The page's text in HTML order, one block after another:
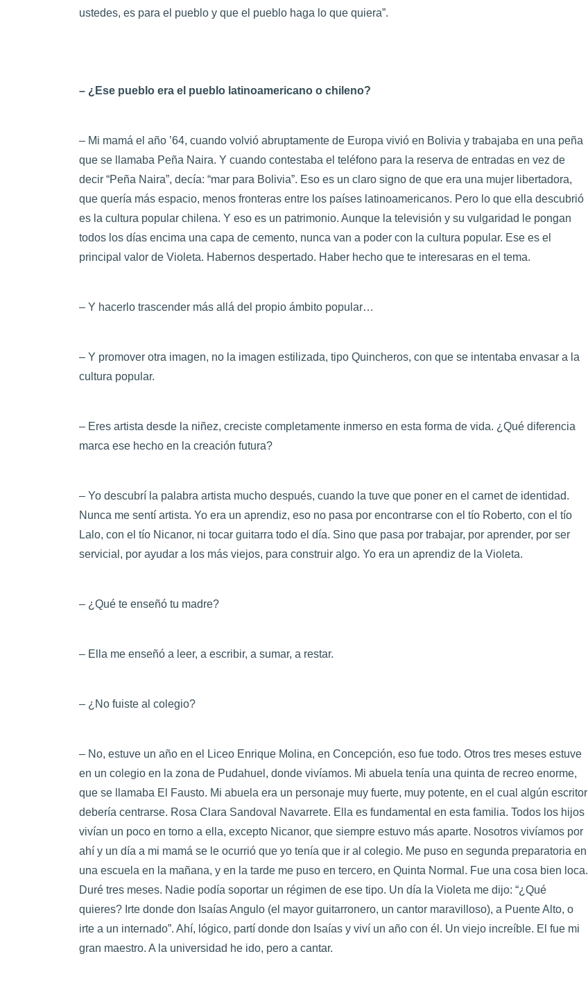
ustedes, es para el pueblo y que el pueblo haga lo que quiera”.
– ¿Ese pueblo era el pueblo latinoamericano o chileno?
– Mi mamá el año ’64, cuando volvió abruptamente de Europa vivió en Bolivia y trabajaba en una peña
que se llamaba Peña Naira. Y cuando contestaba el teléfono para la reserva de entradas en vez de
decir “Peña Naira”, decía: “mar para Bolivia”. Eso es un claro signo de que era una mujer libertadora,
que quería más espacio, menos fronteras entre los países latinoamericanos. Pero lo que ella descubrió
es la cultura popular chilena. Y eso es un patrimonio. Aunque la televisión y su vulgaridad le pongan
todos los días encima una capa de cemento, nunca van a poder con la cultura popular. Ese es el
principal valor de Violeta. Habernos despertado. Haber hecho que te interesaras en el tema.
– Y hacerlo trascender más allá del propio ámbito popular…
– Y promover otra imagen, no la imagen estilizada, tipo Quincheros, con que se intentaba envasar a la
cultura popular.
– Eres artista desde la niñez, creciste completamente inmerso en esta forma de vida. ¿Qué diferencia
marca ese hecho en la creación futura?
– Yo descubrí la palabra artista mucho después, cuando la tuve que poner en el carnet de identidad.
Nunca me sentí artista. Yo era un aprendiz, eso no pasa por encontrarse con el tío Roberto, con el tío
Lalo, con el tío Nicanor, ni tocar guitarra todo el día. Sino que pasa por trabajar, por aprender, por ser
servicial, por ayudar a los más viejos, para construir algo. Yo era un aprendiz de la Violeta.
– ¿Qué te enseñó tu madre?
– Ella me enseñó a leer, a escribir, a sumar, a restar.
– ¿No fuiste al colegio?
– No, estuve un año en el Liceo Enrique Molina, en Concepción, eso fue todo. Otros tres meses estuve
en un colegio en la zona de Pudahuel, donde vivíamos. Mi abuela tenía una quinta de recreo enorme,
que se llamaba El Fausto. Mi abuela era un personaje muy fuerte, muy potente, en el cual algún escritor
debería centrarse. Rosa Clara Sandoval Navarrete. Ella es fundamental en esta familia. Todos los hijos
vivían un poco en torno a ella, excepto Nicanor, que siempre estuvo más aparte. Nosotros vivíamos por
ahí y un día a mi mamá se le ocurrió que yo tenía que ir al colegio. Me puso en segunda preparatoria en
una escuela en la mañana, y en la tarde me puso en tercero, en Quinta Normal. Fue una cosa bien loca.
Duré tres meses. Nadie podía soportar un régimen de ese tipo. Un día la Violeta me dijo: “¿Qué
quieres? Irte donde don Isaías Angulo (el mayor guitarronero, un cantor maravilloso), a Puente Alto, o
irte a un internado”. Ahí, lógico, partí donde don Isaías y viví un año con él. Un viejo increíble. El fue mi
gran maestro. A la universidad he ido, pero a cantar.